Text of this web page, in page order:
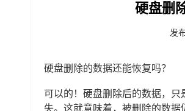
硬盘删
发
硬盘删除的数据还能恢复吗？
可以的！硬盘删除后的数据，
失。这就意味着，被删除的数